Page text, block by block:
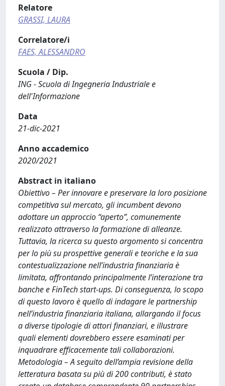
Relatore
GRASSI, LAURA
Correlatore/i
FAES, ALESSANDRO
Scuola / Dip.
ING - Scuola di Ingegneria Industriale e
dell'Informazione
Data
21-dic-2021
Anno accademico
2020/2021
Abstract in italiano
Obiettivo – Per innovare e preservare la loro posizione
competitiva sul mercato, gli incumbent devono
adottare un approccio “aperto”, comunemente
realizzato attraverso la formazione di alleanze.
Tuttavia, la ricerca su questo argomento si concentra
per lo più su prospettive generali e teoriche e la sua
contestualizzazione nell’industria finanziaria è
limitata, affrontando principalmente l’interazione tra
banche e FinTech start-ups. Di conseguenza, lo scopo
di questo lavoro è quello di indagare le partnership
nell’industria finanziaria italiana, allargando il focus
a diverse tipologie di attori finanziari, e illustrare
quali elementi dovrebbero essere esaminati per
inquadrare efficacemente tali collaborazioni.
Metodologia – A seguito dell’ampia revisione della
letteratura basata su più di 200 contributi, è stato